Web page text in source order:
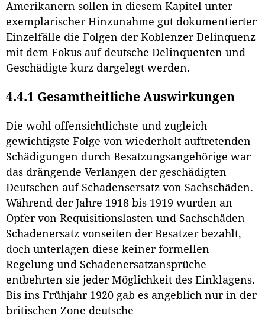
Amerikanern sollen in diesem Kapitel unter
exemplarischer Hinzunahme gut dokumentierter
Einzelfälle die Folgen der Koblenzer Delinquenz
mit dem Fokus auf deutsche Delinquenten und
Geschädigte kurz dargelegt werden.
4.4.1 Gesamtheitliche Auswirkungen
Die wohl offensichtlichste und zugleich
gewichtigste Folge von wiederholt auftretenden
Schädigungen durch Besatzungsangehörige war
das drängende Verlangen der geschädigten
Deutschen auf Schadensersatz von Sachschäden.
Während der Jahre 1918 bis 1919 wurden an
Opfer von Requisitionslasten und Sachschäden
Schadenersatz vonseiten der Besatzer bezahlt,
doch unterlagen diese keiner formellen
Regelung und Schadenersatzansprüche
entbehrten sie jeder Möglichkeit des Einklagens.
Bis ins Frühjahr 1920 gab es angeblich nur in der
britischen Zone deutsche